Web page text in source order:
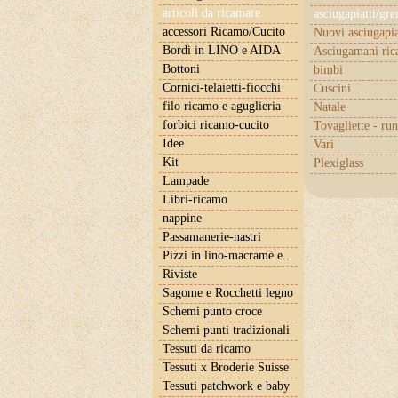
articoli da ricamare
asciugapiatti/
Nuovi
Asciugamani
bimbi
Cuscini
Natale
Tovagliette -
Vari
Plexiglass
accessori Ricamo/Cucito
Bordi in LINO e AIDA
Bottoni
Cornici-telaietti-fiocchi
filo ricamo e aguglieria
forbici ricamo-cucito
Idee
Kit
Lampade
Libri-ricamo
nappine
Passamanerie-nastri
Pizzi in lino-macramè e..
Riviste
Sagome e Rocchetti legno
Schemi punto croce
Schemi punti tradizionali
Tessuti da ricamo
Tessuti x Broderie Suisse
Tessuti patchwork e baby